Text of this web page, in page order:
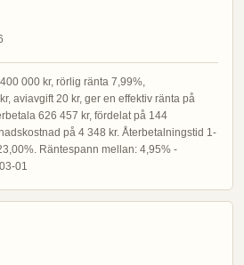
000 kr, rörlig ränta 7,99%,
aviavgift 20 kr, ger en effektiv ränta på
626 457 kr, fördelat på 144
på 4 348 kr. Återbetalningstid 1-
Räntespann mellan: 4,95% -
01